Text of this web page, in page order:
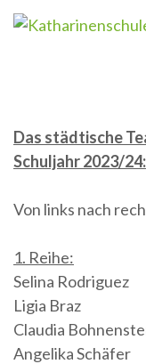
Zum
Inhalt
Das städtische
Schuljahr 2023/24:
Von links nach
1. Reihe:
Selina Rodriguez
Ligia Braz
Claudia
Angelika Schäfer